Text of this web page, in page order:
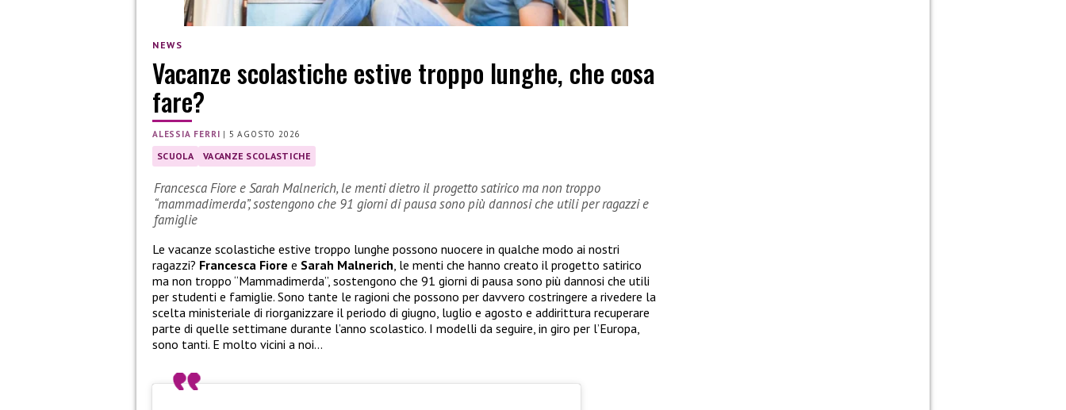
NEWS
Vacanze scolastiche estive troppo lunghe, che cosa
fare?
ALESSIA FERRI | 5 AGOSTO 2026
SCUOLA VACANZE SCOLASTICHE
Francesca Fiore e Sarah Malnerich, le menti dietro il progetto satirico ma non troppo
“mammadimerda”, sostengono che 91 giorni di pausa sono più dannosi che utili per ragazzi e
famiglie
Le vacanze scolastiche estive troppo lunghe possono nuocere in qualche modo ai nostri
ragazzi? Francesca Fiore e Sarah Malnerich, le menti che hanno creato il progetto satirico
ma non troppo “Mammadimerda”, sostengono che 91 giorni di pausa sono più dannosi che utili
per studenti e famiglie. Sono tante le ragioni che possono per davvero costringere a rivedere la
scelta ministeriale di riorganizzare il periodo di giugno, luglio e agosto e addirittura recuperare
parte di quelle settimane durante l’anno scolastico. I modelli da seguire, in giro per l’Europa,
sono tanti. E molto vicini a noi…